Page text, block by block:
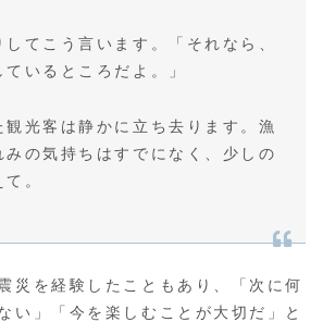
てこう言います。「それなら、
いるところだよ。」
観光客は静かに立ち去ります。漁
みの気持ちはすでになく、少しの
。
災を経験したこともあり、「次に何
い」「今を楽しむことが大切だ」と